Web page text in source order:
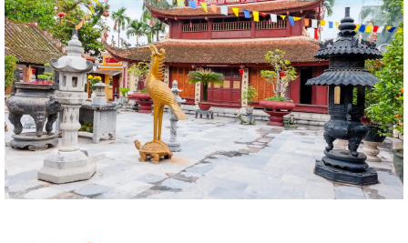
MỘT NĂM NHÌN LẠI TỪ KHỞI ĐẦU ĐẾN NHỮNG DẤU ẤN ĐẦU TIÊN
Kế hoạch bình đẳng giới năm 2026
Kế hoạch thực hiện chiến lược Quốc gia về bình đẳng giới
Hướng dẫn Cài đặt và sử dụng ứng dụng Công dân số Smart Hải
Phòng
Lịch công tác của UBND xã Tuần 29 (từ 13/07/2026 đến 19/07/2026)